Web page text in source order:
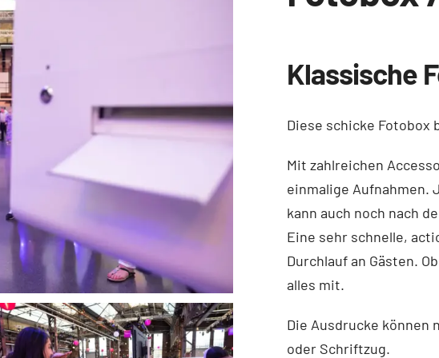
Klassische
Diese schicke
Mit zahlreichen
einmalige Aufnahmen.
kann auch noch nach
Eine sehr schnelle,
Durchlauf an Gästen.
alles mit.
Die Ausdrucke können
oder Schriftzug.